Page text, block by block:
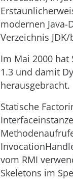
modernen
Verzeichnis
Im Mai 2000 hat
1.3 und damit
herausgebracht.
Statische
vom RMI
Skeletons im